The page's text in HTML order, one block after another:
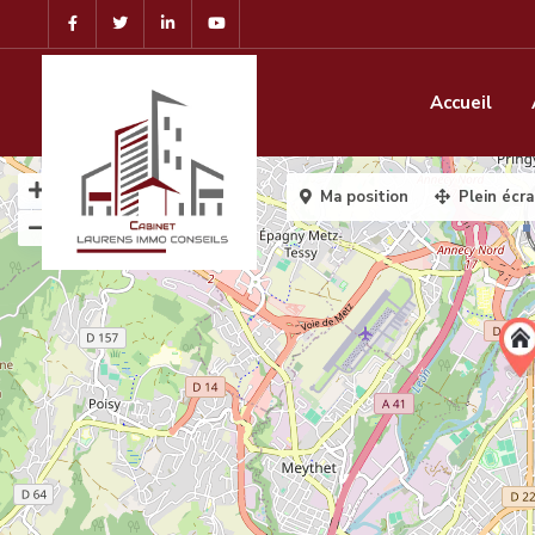
Accueil
Ma position Plein